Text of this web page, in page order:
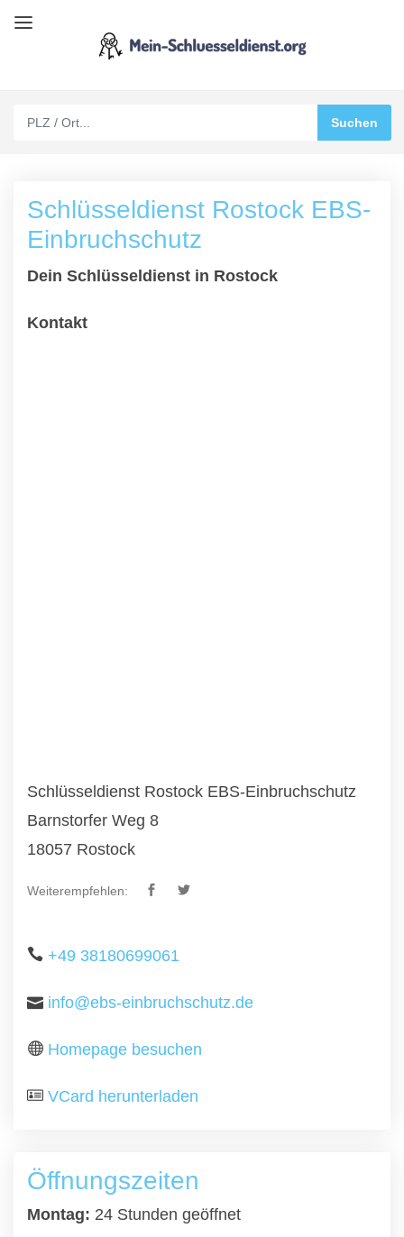
Schlüsseldienst Rostock EBS-
Einbruchschutz
Dein Schlüsseldienst in Rostock
Kontakt
Schlüsseldienst Rostock EBS-Einbruchschutz
Barnstorfer Weg 8
18057 Rostock
Weiterempfehlen:
+49 38180699061
info@ebs-einbruchschutz.de
Homepage besuchen
VCard herunterladen
Öffnungszeiten
Montag: 24 Stunden geöffnet